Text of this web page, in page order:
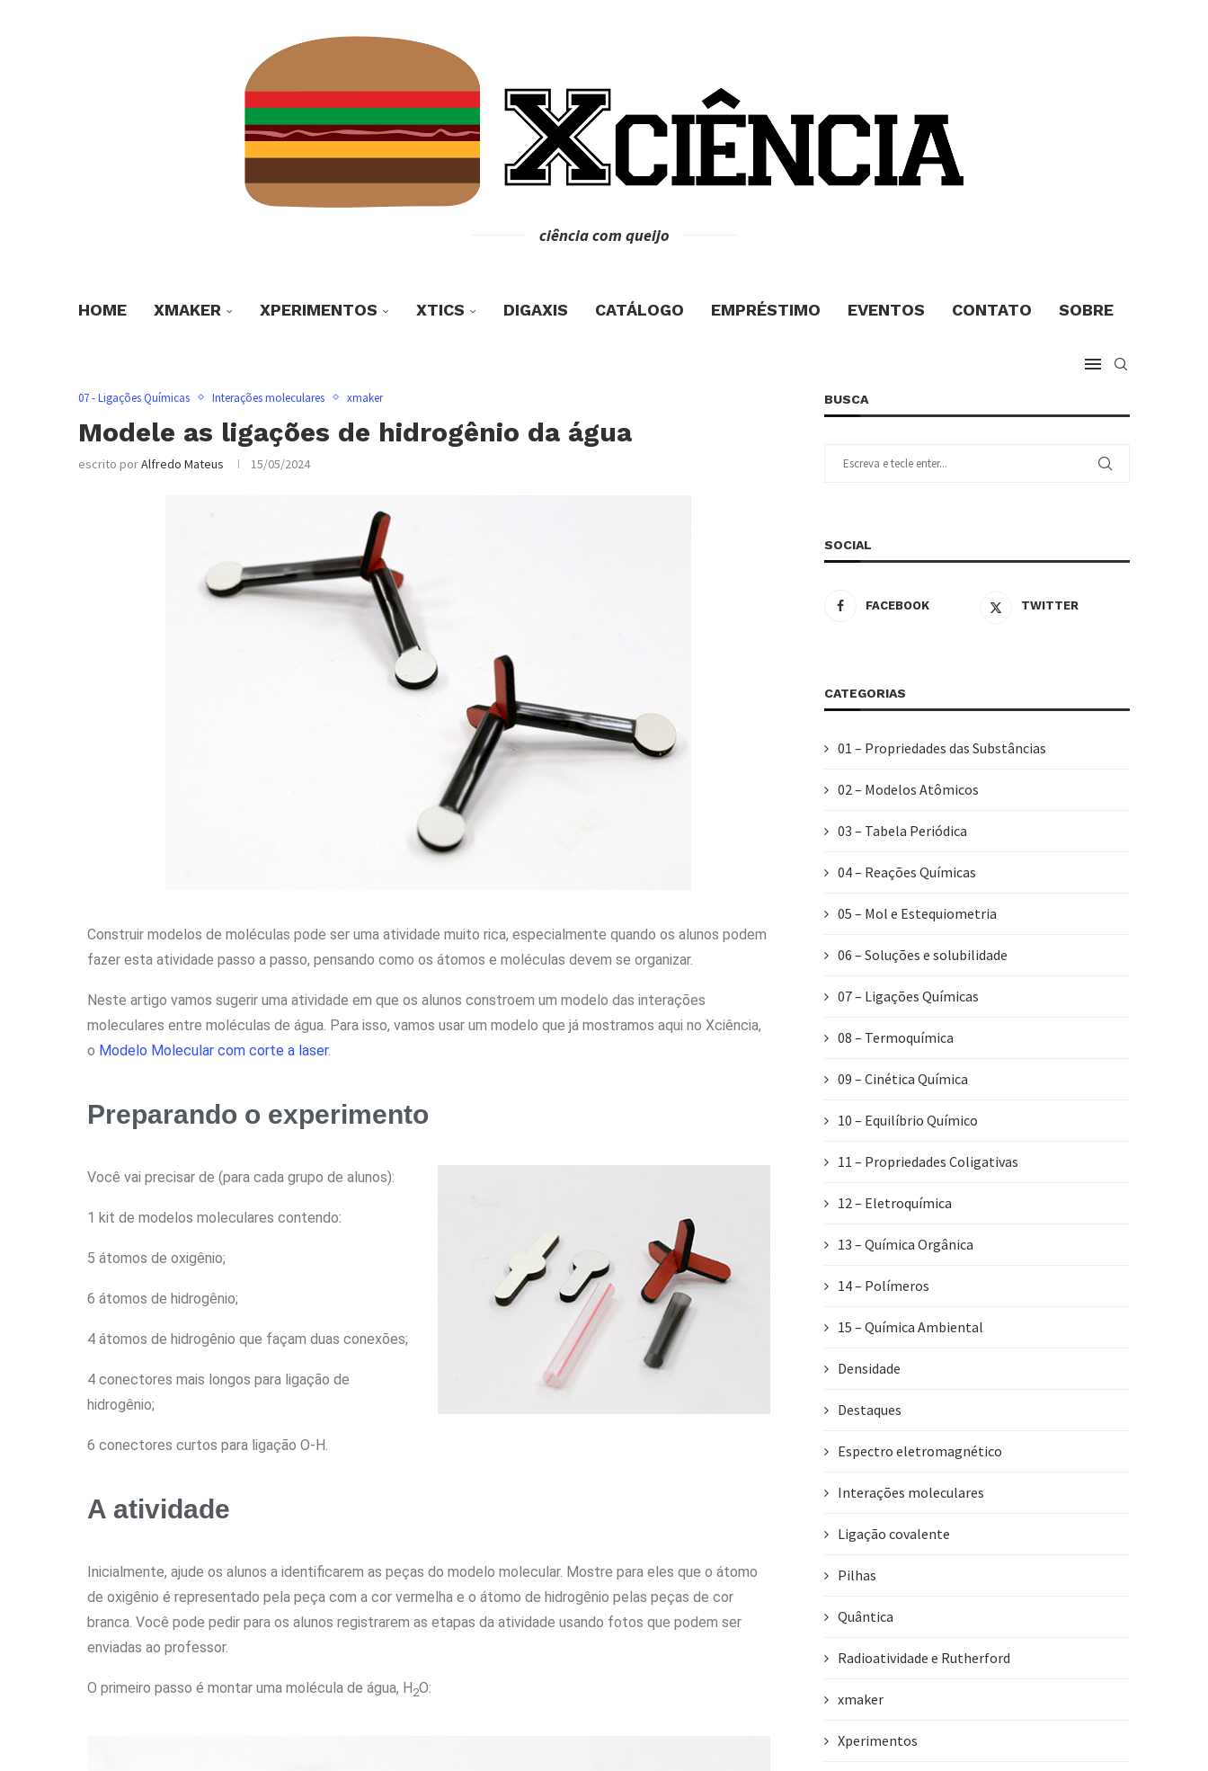
ciência com queijo
HOME XMAKER XPERIMENTOS XTICS DIGAXIS CATÁLOGO EMPRÉSTIMO EVENTOS CONTATO SOBRE
07 - Ligações Químicas Interações moleculares xmaker
Modele as ligações de hidrogênio da água
escrito porAlfredo Mateus 15/05/2024
Construir modelos de moléculas pode ser uma atividade muito rica, especialmente quando os alunos podem
fazer esta atividade passo a passo, pensando como os átomos e moléculas devem se organizar.
Neste artigo vamos sugerir uma atividade em que os alunos constroem um modelo das interações
moleculares entre moléculas de água. Para isso, vamos usar um modelo que já mostramos aqui no Xciência,
o Modelo Molecular com corte a laser.
Preparando o experimento
Você vai precisar de (para cada grupo de alunos):
1 kit de modelos moleculares contendo:
5 átomos de oxigênio;
6 átomos de hidrogênio;
4 átomos de hidrogênio que façam duas conexões;
4 conectores mais longos para ligação de
hidrogênio;
6 conectores curtos para ligação O-H.
A atividade
Inicialmente, ajude os alunos a identificarem as peças do modelo molecular. Mostre para eles que o átomo
de oxigênio é representado pela peça com a cor vermelha e o átomo de hidrogênio pelas peças de cor
branca. Você pode pedir para os alunos registrarem as etapas da atividade usando fotos que podem ser
enviadas ao professor.
O primeiro passo é montar uma molécula de água, H2O:
BUSCA
SOCIAL
FACEBOOK TWITTER
CATEGORIAS
01 – Propriedades das Substâncias
02 – Modelos Atômicos
03 – Tabela Periódica
04 – Reações Químicas
05 – Mol e Estequiometria
06 – Soluções e solubilidade
07 – Ligações Químicas
08 – Termoquímica
09 – Cinética Química
10 – Equilíbrio Químico
11 – Propriedades Coligativas
12 – Eletroquímica
13 – Química Orgânica
14 – Polímeros
15 – Química Ambiental
Densidade
Destaques
Espectro eletromagnético
Interações moleculares
Ligação covalente
Pilhas
Quântica
Radioatividade e Rutherford
xmaker
Xperimentos